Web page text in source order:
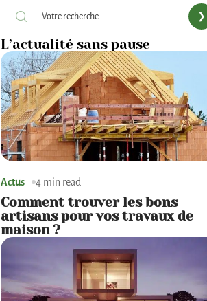
L’actualité sans pause
Actus 4 min read
Comment trouver les bons
artisans pour vos travaux de
maison ?